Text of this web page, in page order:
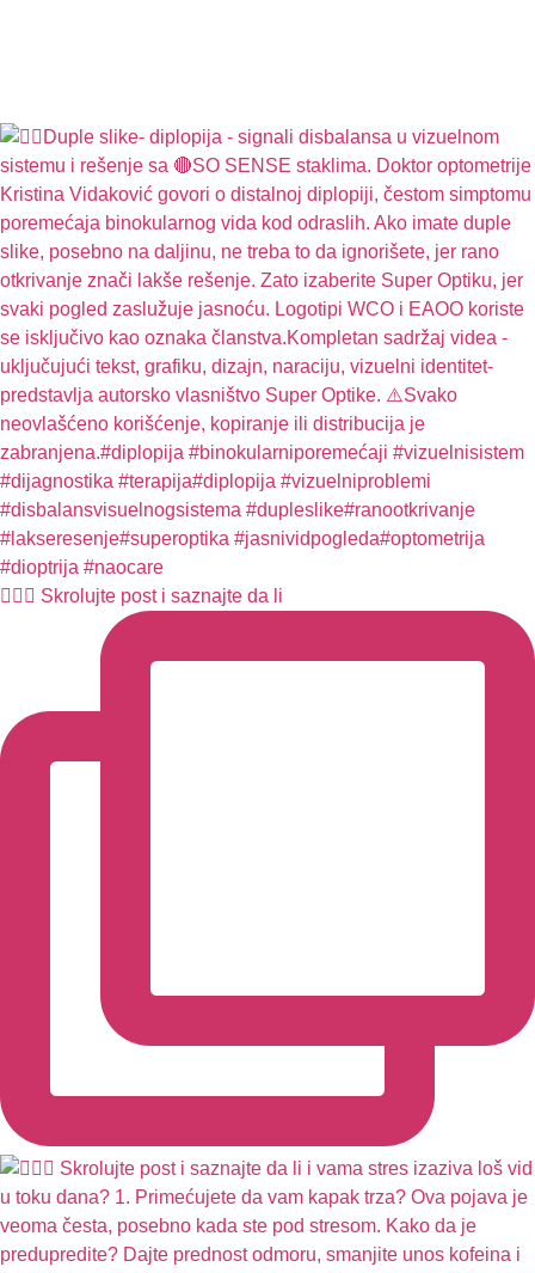
🧏🏻‍♀️ Skrolujte post i saznajte da li